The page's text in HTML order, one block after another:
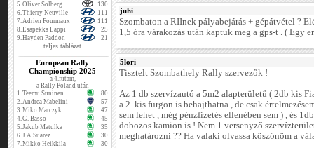
5.Oliver Solberg
130
6.Thierry Neuville
111
7.Adrien Fourmaux
111
8.Esapekka Lappi
25
9.Hayden Paddon 21
teljes táblázat
European Rally
Championship 2025
a 4.futam,
a Rally Poland után
1.Teemu Suninen
80
2.Andrea Mabelini
57
3.Miko Marczyk
47
4.G. Basso
45
5.Jakub Matulka
35
6.J.A.Suarez
30
7.Mikko Heikkila
30
juhi
Szombaton a RIInek pályabejárás + gépátvétel ?
1,5 óra várakozás után kaptuk meg a gps-t . ( Egy
5lori
Tisztelt Szombathely Rally szervezők !
Az 1 db szervízautó a 5m2 alapterületű ( 2db kis
a 2. kis furgon is behajthatna , de csak
sem lehet , még pénzfizetés ellenében sem ) , és
dobozos kamion is ! Nem 1 versenyző
meghatározni ?? Ha valaki olvassa köszönöm a